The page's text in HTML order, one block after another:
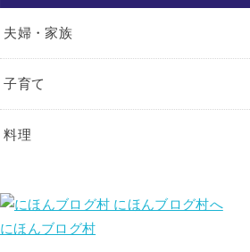
夫婦・家族
子育て
料理
にほんブログ村